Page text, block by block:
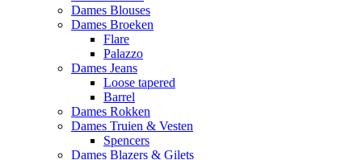
Dames Blouses
Dames Broeken
Flare
Palazzo
Dames Jeans
Loose tapered
Barrel
Dames Rokken
Dames Truien & Vesten
Spencers
Dames Blazers & Gilets